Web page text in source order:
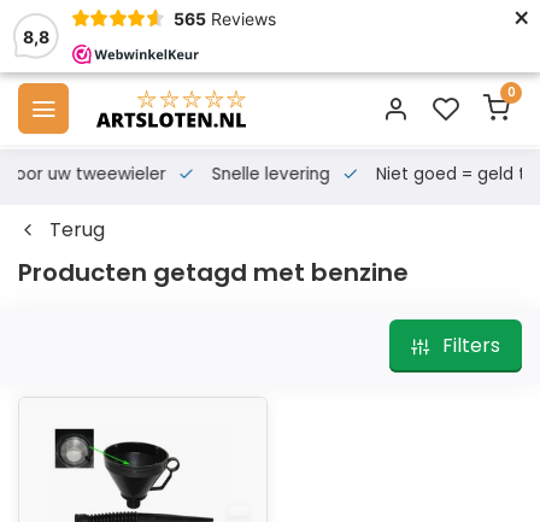
8,8
565 Reviews ×
0
voor uw tweewieler Snelle levering Niet goed = geld
Terug
Producten getagd met benzine
Filters